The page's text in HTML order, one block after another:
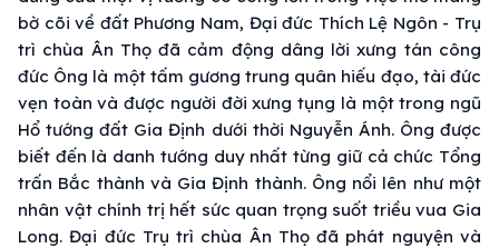
bờ cõi về đất Phương Nam, Đại đức Thích Lệ Ngôn - Trụ
trì chùa Ân Thọ đã cảm động dâng lời xưng tán công
đức Ông là một tấm gương trung quân hiếu đạo, tài đức
vẹn toàn và được người đời xưng tụng là một trong ngũ
Hổ tướng đất Gia Định dưới thời Nguyễn Ánh. Ông được
biết đến là danh tướng duy nhất từng giữ cả chức Tổng
trấn Bắc thành và Gia Định thành. Ông nổi lên như một
nhân vật chính trị hết sức quan trọng suốt triều vua Gia
Long. Đại đức Trụ trì chùa Ân Thọ đã phát nguyện và